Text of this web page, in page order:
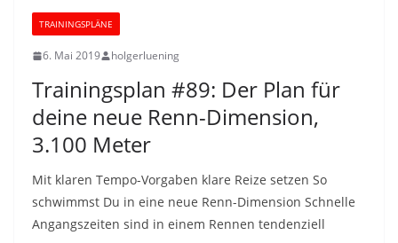
TRAININGSPLÄNE
6. Mai 2019 holgerluening
Trainingsplan #89: Der Plan für
deine neue Renn-Dimension,
3.100 Meter
Mit klaren Tempo-Vorgaben klare Reize setzen So
schwimmst Du in eine neue Renn-Dimension Schnelle
Angangszeiten sind in einem Rennen tendenziell